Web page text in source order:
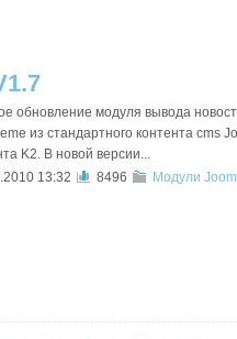
обновление модуля вывода
из стандартного контента cms
K2. В новой версии...
13:32
8496 Модули